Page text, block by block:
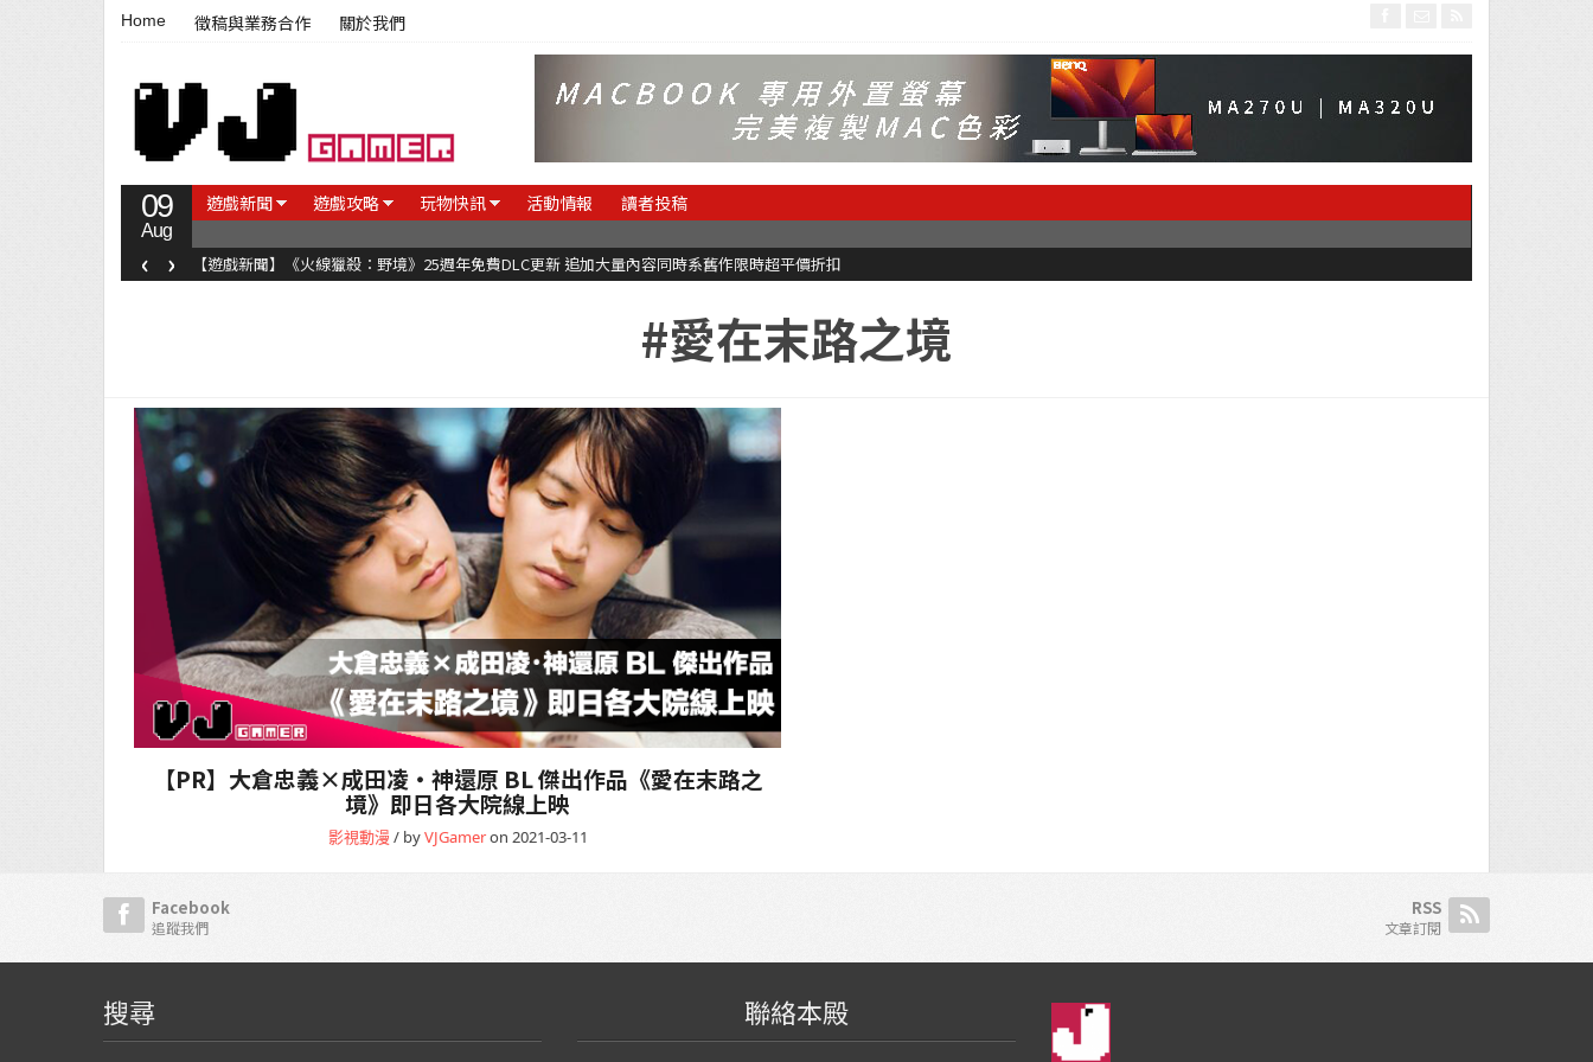
Home 徵稿與業務合作 關於我們
09
Aug
遊戲新聞 遊戲攻略 玩物快訊 活動情報 讀者投稿
【遊戲新聞】《火線獵殺：野境》25週年免費DLC更新 追加大量內容同時系舊作限時超平價折扣
‹ ›
#愛在末路之境
【PR】大倉忠義×成田凌・神還原 BL 傑出作品《愛在末路之
境》即日各大院線上映
影視動漫 / byVJGameron 2021-03-11
Facebook
追蹤我們
RSS
文章訂閱
搜尋 聯絡本殿